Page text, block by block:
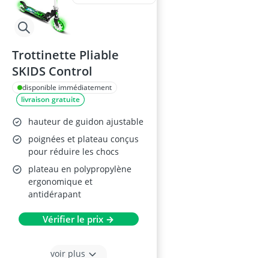
Trottinette Pliable
SKIDS Control
disponible immédiatement
livraison gratuite
hauteur de guidon ajustable
poignées et plateau conçus
pour réduire les chocs
plateau en polypropylène
ergonomique et
antidérapant
Vérifier le prix →
voir plus